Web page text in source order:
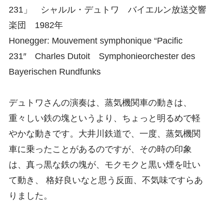
231」 シャルル・デュトワ バイエルン放送交響
楽団 1982年
Honegger: Mouvement symphonique “Pacific
231″ Charles Dutoit Symphonieorchester des
Bayerischen Rundfunks
デュトワさんの演奏は、蒸気機関車の動きは、
重々しい鉄の塊というより、ちょっと明るめで軽
やかな動きです。大井川鉄道で、一度、蒸気機関
車に乗ったことがあるのですが、その時の印象
は、真っ黒な鉄の塊が、モクモクと黒い煙を吐い
て動き、 格好良いなと思う反面、不気味ですらあ
りました。